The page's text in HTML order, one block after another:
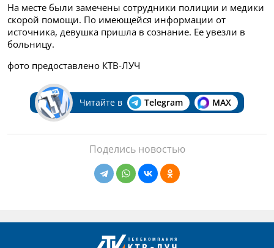
На месте были замечены сотрудники полиции и медики
скорой помощи. По имеющейся информации от
источника, девушка пришла в сознание. Ее увезли в
больницу.
фото предоставлено КТВ-ЛУЧ
Читайте в Telegram MAX
Поделись новостью